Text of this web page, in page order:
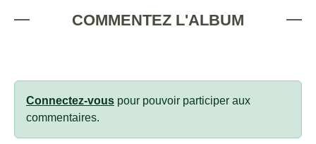
COMMENTEZ L'ALBUM
Connectez-vous pour pouvoir participer aux
commentaires.